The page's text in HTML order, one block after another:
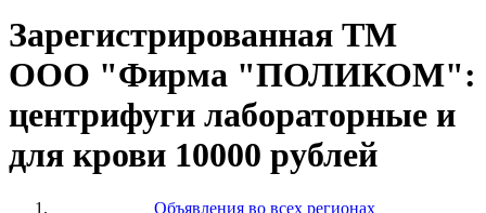
Зарегистрированная ТМ
ООО "Фирма "ПОЛИКОМ":
центрифуги лабораторные и
для крови 10000 рублей
Объявления во всех регионах